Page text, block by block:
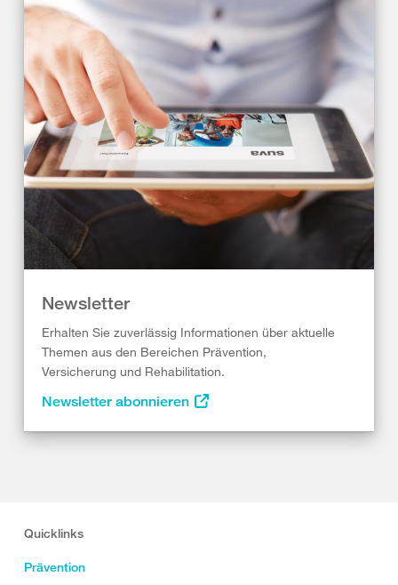
Newsletter
Erhalten Sie zuverlässig Informationen über aktuelle
Themen aus den Bereichen Prävention,
Versicherung und Rehabilitation.
Newsletter abonnieren
Quicklinks
Prävention